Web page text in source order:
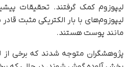
لیپوزوم کمک گرفتند. تحقیقات
لیپوزوم‌های با بار الکتریکی مثبت
مانند پوست هستند.
پژوهشگران متوجه شدند که برخی از